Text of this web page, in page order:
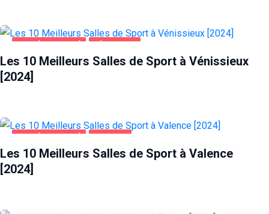
Les 10 Meilleurs Salles de Sport à Vénissieux
[2024]
Les 10 Meilleurs Salles de Sport à Valence
[2024]